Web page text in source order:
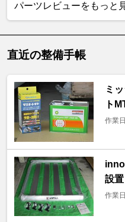
パーツレビューをもっと
直近の整備手帳
ミ
ト
作業
設
作業